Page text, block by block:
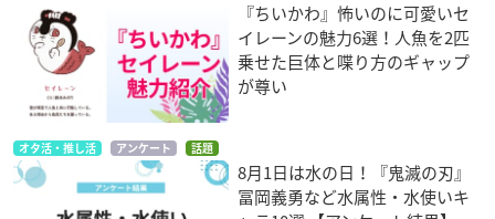
『ちいかわ』怖いのに可愛いセ
イレーンの魅力6選！人魚を2匹
乗せた巨体と喋り方のギャップ
が尊い
オタ活・推し活 アンケート 話題
8月1日は水の日！『鬼滅の刃』
冨岡義勇など水属性・水使いキ